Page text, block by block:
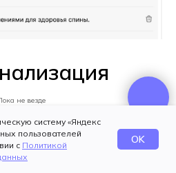
не везде
темах например здоровье
систему «Яндекс
пользователей
с Политикой
OK